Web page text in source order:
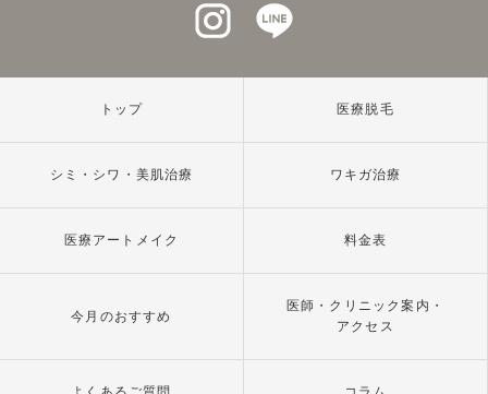
インスタグラム
トップ 医療脱毛
シミ・シワ・美肌治療 ワキガ治療
医療アートメイク 料金表
今月のおすすめ
医師・クリニック案内・
アクセス